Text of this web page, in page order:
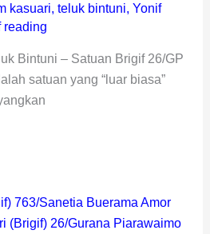
kasuari, teluk bintuni, Yonif
reading
Bintuni – Satuan Brigif 26/GP
satuan yang “luar biasa”
763/Sanetia Buerama Amor
(Brigif) 26/Gurana Piarawaimo